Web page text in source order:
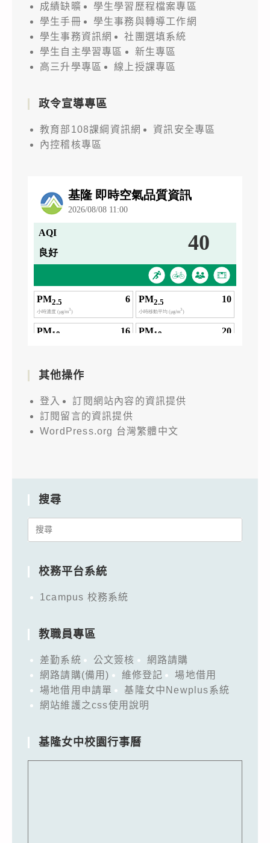
成績缺曠
學生學習歷程檔案專區
學生手冊
學生事務與轉導工作網
學生事務資訊網
社團選填系統
學生自主學習專區
新生專區
高三升學專區
線上授課專區
政令宣導專區
教育部108課綱資訊網
資訊安全專區
內控稽核專區
其他操作
登入
訂閱網站內容的資訊提供
訂閱留言的資訊提供
WordPress.org 台灣繁體中文
搜尋
Search
校務平台系統
1campus 校務系統
教職員專區
差勤系統 公文簽核
網路請購
網路請購(備用)
維修登記
場地借用
場地借用申請單
基隆女中Newplus系統
網站維護之css使用說明
基隆女中校園行事曆